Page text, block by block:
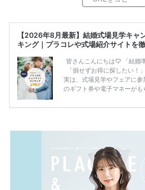
【2026年8月最新】結婚式場見学キャ
キング｜プラコレや式場紹介サイトを
皆さんこんにちは♡ 「結婚
「損せずお得に探したい！
実は、式場見学やフェアに
のギフト券や電子マネーがも
ため、比較せずに選ぶと損
一番お得？」「プラコレの
解決します。 まずは診断で
ング診断」か、体